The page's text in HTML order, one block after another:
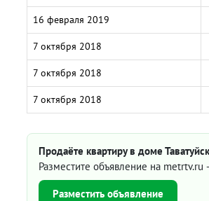
16 февраля 2019
7 октября 2018
7 октября 2018
7 октября 2018
Продаёте квартиру в доме
Разместите объявление на
Разместить объявление